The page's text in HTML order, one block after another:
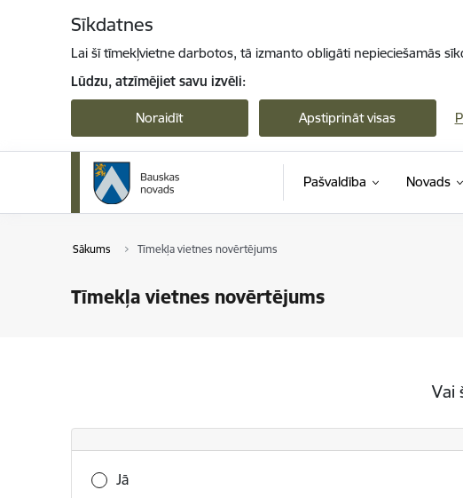
Sīkdatnes
Lai šī tīmekļvietne darbotos, tā izmanto obligāti nepieciešamās
Lūdzu, atzīmējiet savu izvēli:
Noraidīt Apstiprināt visas
Pašvaldība Novads
Sākums Tīmekļa vietnes novērtējums
Tīmekļa vietnes novērtējums
Vai
Vai šī informācija bija noderīga?
Jā